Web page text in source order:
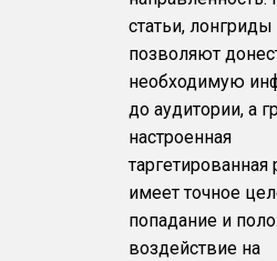
статьи, лонгриды
позволяют
необходимую
до аудитории, а
настроенная
таргетированная
имеет точное
попадание и
воздействие на